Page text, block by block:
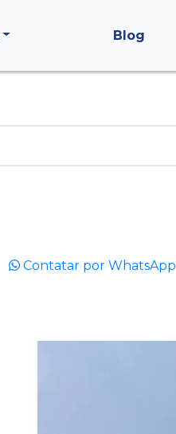
Blog
Contatar por WhatsApp